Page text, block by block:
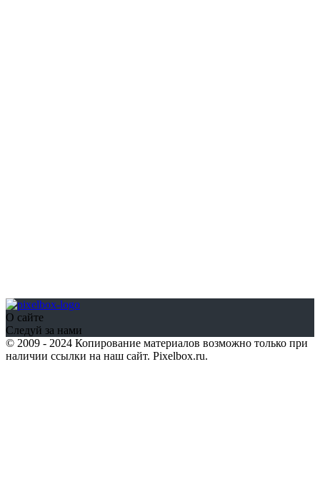
О сайте
Следуй за нами
© 2009 - 2024 Копирование материалов возможно только при
наличии ссылки на наш сайт. Pixelbox.ru.